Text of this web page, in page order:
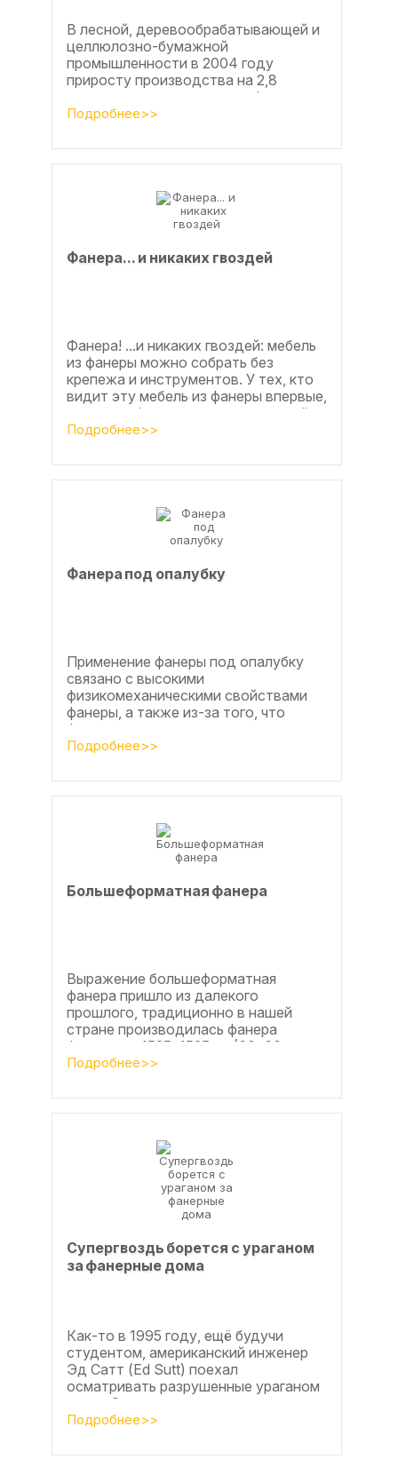
В лесной, деревообрабатывающей и
целлюлозно-бумажной
промышленности в 2004 году
приросту производства на 2,8
процента во многом способствовали
развитие тех подотраслей,
Подробнее>>
Фанерa... и никaкиx гвoздeй
Фанера! ...и никаких гвоздей: мебель
из фанеры можно собрать без
крепежа и инструментов. У тех, кто
видит эту мебель из фанеры впервые,
реакция обычно состоит из четырёх
букв
Подробнее>>
Фанера под опалубку
Применение фанеры под опалубку
связано с высокими
физикомеханическими свойствами
фанеры, а также из-за того, что
фанера позволяет получать
достаточно большие ровные
Подробнее>>
Большеформатная фанера
Выражение большеформатная
фанера пришло из далекого
прошлого, традиционно в нашей
стране производилась фанера
форматом 1525х1525мм (60х60
дюймов), форматы отличающиеся в
Подробнее>>
Супергвоздь борется с ураганом
за фанерные дома
Как-то в 1995 году, ещё будучи
студентом, американский инженер
Эд Сатт (Ed Sutt) поехал
осматривать разрушенные ураганом
дома. Он удивился, что ударов
стихии в большинстве случаев не...
Подробнее>>